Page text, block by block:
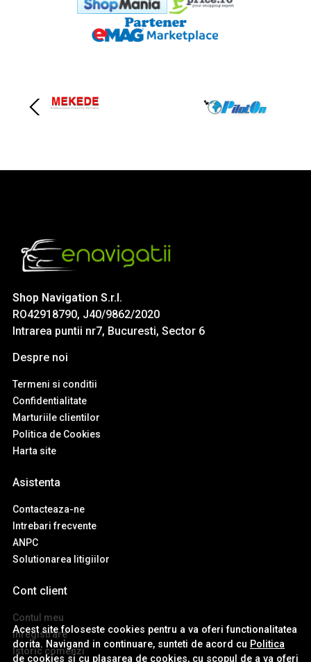
Acest site foloseste cookies pentru a va oferi functionalitatea
dorita. Navigand in continuare, sunteti de acord cu Politica
de cookies si cu plasarea de cookies, cu scopul de a va oferi
Shop Navigation S.r.l.
RO42918790, J40/9862/2020
Intrarea puntii nr7, Bucuresti, Sector 6
Despre noi
Termeni si conditii
Confidentialitate
Marturiile clientilor
Politica de Cookies
Harta site
Asistenta
Contacteaza-ne
Intrebari frecvente
ANPC
Solutionarea litigiilor
Cont client
Contul meu
Inregistrare
Istoric comenzi